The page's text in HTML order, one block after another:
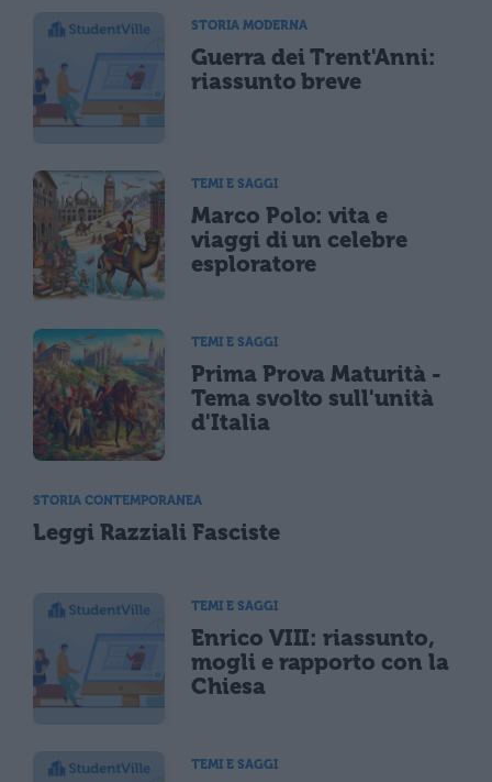
STORIA MODERNA
Guerra dei Trent'Anni:
riassunto breve
TEMI E SAGGI
Marco Polo: vita e
viaggi di un celebre
esploratore
TEMI E SAGGI
Prima Prova Maturità -
Tema svolto sull'unità
d'Italia
STORIA CONTEMPORANEA
Leggi Razziali Fasciste
TEMI E SAGGI
Enrico VIII: riassunto,
mogli e rapporto con la
Chiesa
TEMI E SAGGI